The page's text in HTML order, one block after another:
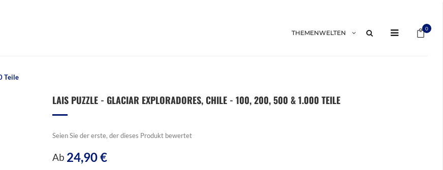
0
THEMENWELTEN
Teile
LAIS PUZZLE - GLACIAR EXPLORADORES, CHILE - 100, 200, 500 & 1.000 TEILE
Seien Sie der erste, der dieses Produkt bewertet
Ab 24,90 €